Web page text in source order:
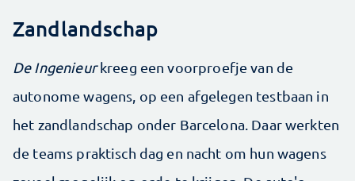
Zandlandschap
De Ingenieurkreeg een voorproefje van de
autonome wagens, op een afgelegen testbaan in
het zandlandschap onder Barcelona. Daar werkten
de teams praktisch dag en nacht om hun wagens